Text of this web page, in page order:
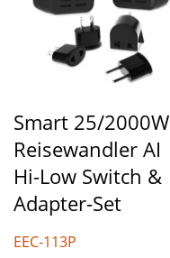
Smart 25/2000W
Reisewandler AI
Hi-Low Switch &
Adapter-Set
EEC-113P